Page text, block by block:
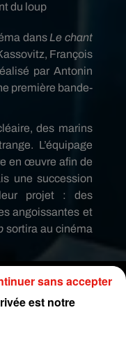
du loup
dans Le chant
François
par Antonin
première bande-
des marins
L’équipage
en œuvre afin de
une succession
projet :
des
angoissantes et
sortira au cinéma
est notre
sans accepter